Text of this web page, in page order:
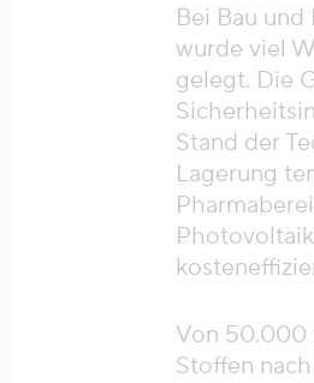
Bei Bau
wurde viel
gelegt. Die
Stand der
Lagerung
Von 50.000
Stoffen